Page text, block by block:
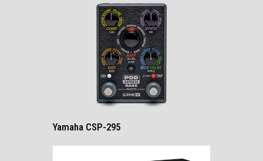
Yamaha CSP-295